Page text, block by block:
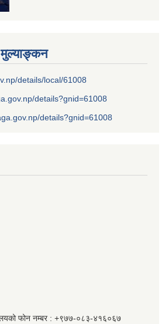
details/local/61008
details?gnid=61008
details?gnid=61008
फोन नम्बर : +९७७-०८३‍-४१६०६७